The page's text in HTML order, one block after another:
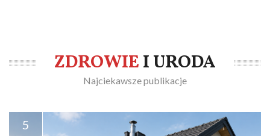
ZDROWIEI URODA
Najciekawsze publikacje
5